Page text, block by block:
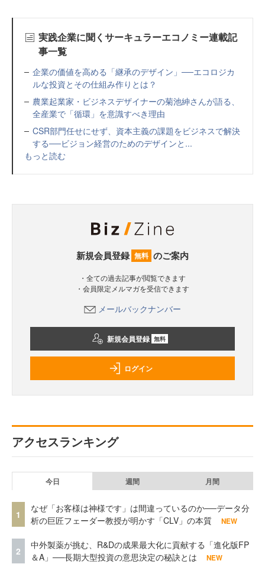
実践企業に聞くサーキュラーエコノミー連載記
事一覧
企業の価値を高める「継承のデザイン」──エコロジカ
ルな投資とその仕組み作りとは？
農業起業家・ビジネスデザイナーの菊池紳さんが語る、
全産業で「循環」を意識すべき理由
CSR部門任せにせず、資本主義の課題をビジネスで解決
する──ビジョン経営のためのデザインと...
もっと読む
新規会員登録 無料 のご案内
・全ての過去記事が閲覧できます
・会員限定メルマガを受信できます
メールバックナンバー
新規会員登録 無料
ログイン
アクセスランキング
今日 週間 月間
1
なぜ「お客様は神様です」は間違っているのか──データ分
析の巨匠フェーダー教授が明かす「CLV」の本質
NEW
2
中外製薬が挑む、R&Dの成果最大化に貢献する「進化版FP
＆A」──長期大型投資の意思決定の秘訣とは
NEW